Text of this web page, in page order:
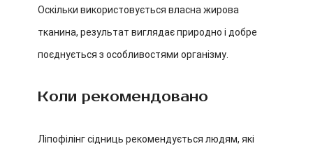
Оскільки використовується власна жирова
тканина, результат виглядає природно і добре
поєднується з особливостями організму.
Коли рекомендовано
Ліпофілінг сідниць рекомендується людям, які